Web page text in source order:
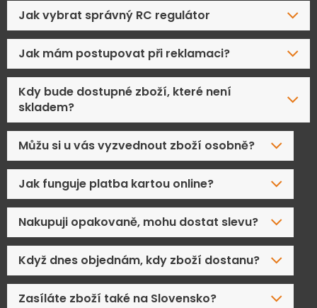
Jak vybrat správný RC regulátor
Jak mám postupovat při reklamaci?
Kdy bude dostupné zboží, které není
skladem?
Můžu si u vás vyzvednout zboží osobně?
Jak funguje platba kartou online?
Nakupuji opakovaně, mohu dostat slevu?
Když dnes objednám, kdy zboží dostanu?
Zasíláte zboží také na Slovensko?